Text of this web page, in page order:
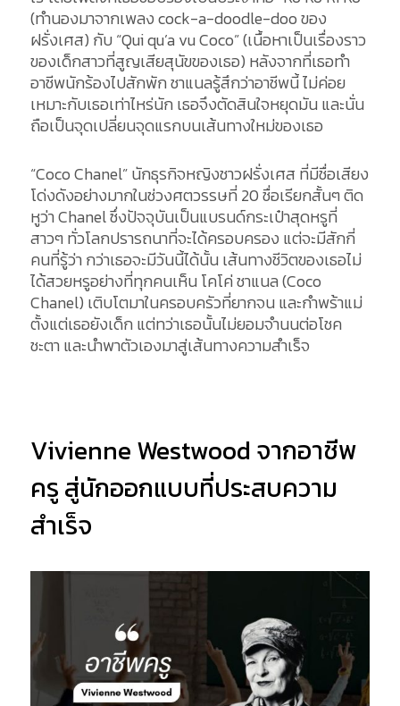
(ทำนองมาจากเพลง cock-a-doodle-doo ของ
ฝรั่งเศส) กับ “Qui qu’a vu Coco” (เนื้อหาเป็นเรื่องราว
ของเด็กสาวที่สูญเสียสุนัขของเธอ) หลังจากที่เธอทำ
อาชีพนักร้องไปสักพัก ชาแนลรู้สึกว่าอาชีพนี้ ไม่ค่อย
เหมาะกับเธอเท่าไหร่นัก เธอจึงตัดสินใจหยุดมัน และนั่น
ถือเป็นจุดเปลี่ยนจุดแรกบนเส้นทางใหม่ของเธอ
“Coco Chanel” นักธุรกิจหญิงชาวฝรั่งเศส ที่มีชื่อเสียง
โด่งดังอย่างมากในช่วงศตวรรษที่ 20 ชื่อเรียกสั้นๆ ติด
หูว่า Chanel ซึ่งปัจจุบันเป็นแบรนด์กระเป๋าสุดหรูที่
สาวๆ ทั่วโลกปรารถนาที่จะได้ครอบครอง แต่จะมีสักกี่
คนที่รู้ว่า กว่าเธอจะมีวันนี้ได้นั้น เส้นทางชีวิตของเธอไม่
ได้สวยหรูอย่างที่ทุกคนเห็น โคโค่ ชาแนล (Coco
Chanel) เติบโตมาในครอบครัวที่ยากจน และกำพร้าแม่
ตั้งแต่เธอยังเด็ก แต่ทว่าเธอนั้นไม่ยอมจำนนต่อโชค
ชะตา และนำพาตัวเองมาสู่เส้นทางความสำเร็จ
Vivienne Westwood จากอาชีพ
ครู สู่นักออกแบบที่ประสบความ
สำเร็จ